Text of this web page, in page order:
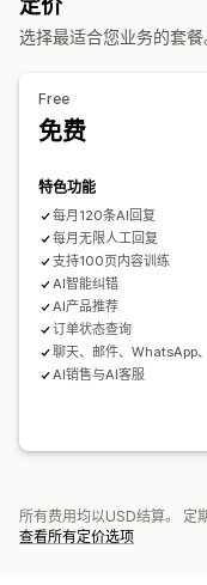
弃购恢复 货到付款验证
自定义
颜色和字体
帮助中心
基于规则的触发器
反馈问卷
定价
选择最适合您业务的套餐
Free
免费
特色功能
每月120条AI回复
每月无限人工回复
支持100页内容训练
AI智能纠错
AI产品推荐
订单状态查询
聊天、邮件、
AI销售与AI客服
所有费用均以USD结算。 定
查看所有定价选项